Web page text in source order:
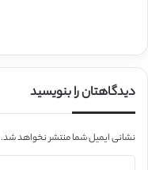
دیدگاهتان را بنویسید
نشانی ایمیل شما منتشر نخواهد شد.